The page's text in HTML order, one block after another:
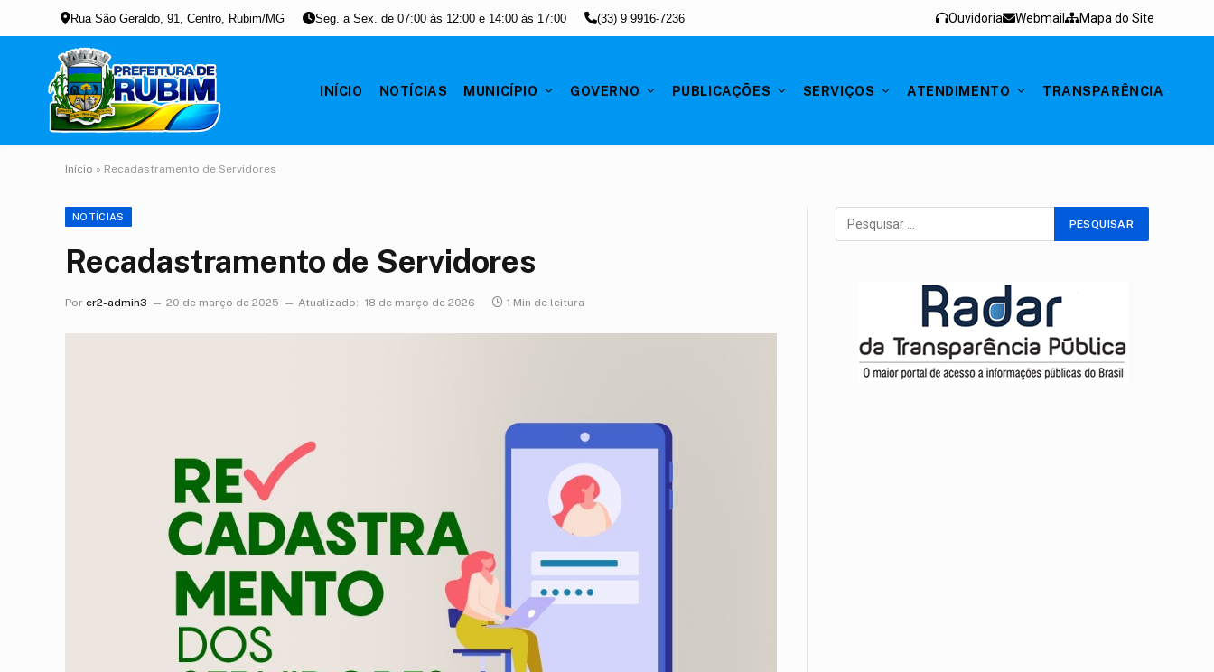
Rua São Geraldo, 91, Centro, Rubim/MG Seg. a Sex. de 07:00 às 12:00 e 14:00 às 17:00 (33) 9 9916-7236 Ouvidoria Webmail Mapa do Site
INÍCIO NOTÍCIAS MUNICÍPIO GOVERNO PUBLICAÇÕES SERVIÇOS ATENDIMENTO TRANSPARÊNCIA
Início » Recadastramento de Servidores
NOTÍCIAS
Recadastramento de Servidores
Por cr2-admin3 20 de março de 2025 Atualizado: 18 de março de 2026 1 Min de leitura